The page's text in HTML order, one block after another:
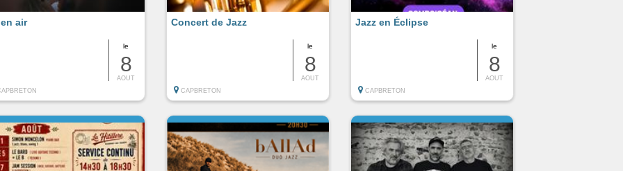
le
8
AOUT
air
le
8
AOUT
Concert de Jazz
CAPBRETON
le
8
AOUT
Jazz en Éclipse
CAPBRETON